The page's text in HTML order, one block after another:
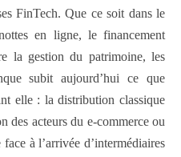
FinTech. Que ce soit dans le
en ligne, le financement
la gestion du patrimoine, les
subit aujourd’hui ce que
elle : la distribution classique
des acteurs du e-commerce ou
à l’arrivée d’intermédiaires